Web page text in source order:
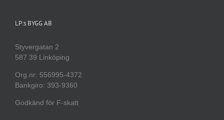
LP:s BYGG AB
Styvergatan 2
587 39 Linköping
Org.nr: 556995-4372
Bankgiro: 393-9360
Godkänd för F-skatt